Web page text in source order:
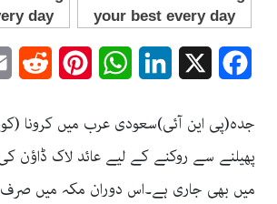
Facebook
LinkedIn
WhatsApp
Pinterest
جدہ(پی این آئی)سعودی عرب میں کرونا
پھیلنے سے روکنے کے لیے عائد لاک ڈاؤن
میں بھی جاری ہے۔اس دوران مکہ میں صرف